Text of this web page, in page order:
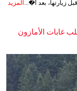
زيارتها، بعد أ�... المزيد
غابات الأمازون